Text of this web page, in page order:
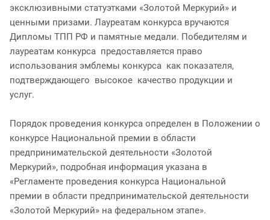
эксклюзивными статуэтками «Золотой Меркурий» и
ценными призами. Лауреатам конкурса вручаются
Дипломы ТПП РФ и памятные медали. Победителям и
лауреатам конкурса предоставляется право
использования эмблемы конкурса как показателя,
подтверждающего высокое качество продукции и
услуг.
Порядок проведения конкурса определен в Положении о
конкурсе Национальной премии в области
предпринимательской деятельности «Золотой
Меркурий», подробная информация указана в
«Регламенте проведения конкурса Национальной
премии в области предпринимательской деятельности
«Золотой Меркурий» на федеральном этапе».